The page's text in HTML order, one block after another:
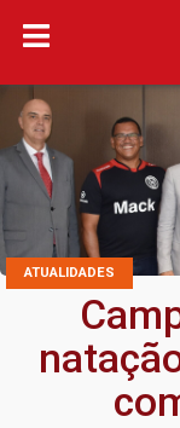
ATUALIDADES